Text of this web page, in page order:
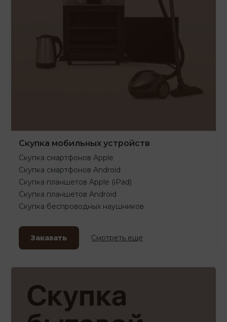
Скупка мобильных устройств
Скупка смартфонов Apple
Скупка смартфонов Android
Скупка планшетов Apple (iPad)
Скупка планшетов Android
Скупка беспроводных наушников
Заказать Смотреть еще